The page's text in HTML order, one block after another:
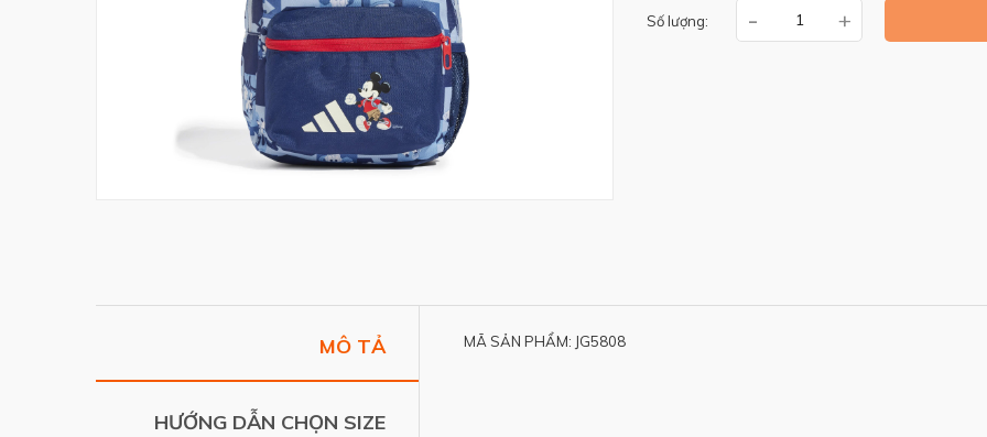
Số lượng: - +
MÔ TẢ
HƯỚNG DẪN CHỌN SIZE
MÃ SẢN PHẨM: JG5808